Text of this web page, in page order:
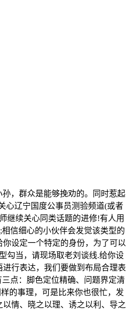
，群众是能够挽劝的。同时惹起
心辽宁国度公事员测验频道(或者
继续关心同类话题的进修!有人用
信细心的小伙伴会发觉该类型的
设定一个特定的身份，为了可以
勾当，请现场取老刘谈线.给你设
行表达，我们要做到布局合理表
点：脚色定位精确、问题界定清
的事理，可是比来你也很忙，发
情、晓之以理、诱之以利、导之